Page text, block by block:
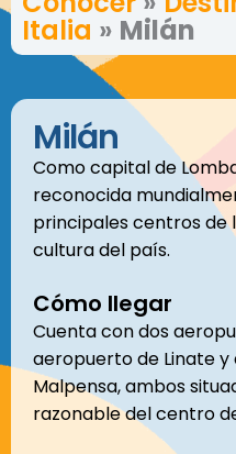
Italia » Milán
Milán
Como capital de
reconocida
principales centros de
cultura del país.
Cómo llegar
Cuenta con dos
aeropuerto de Linate
Malpensa, ambos
razonable del centro